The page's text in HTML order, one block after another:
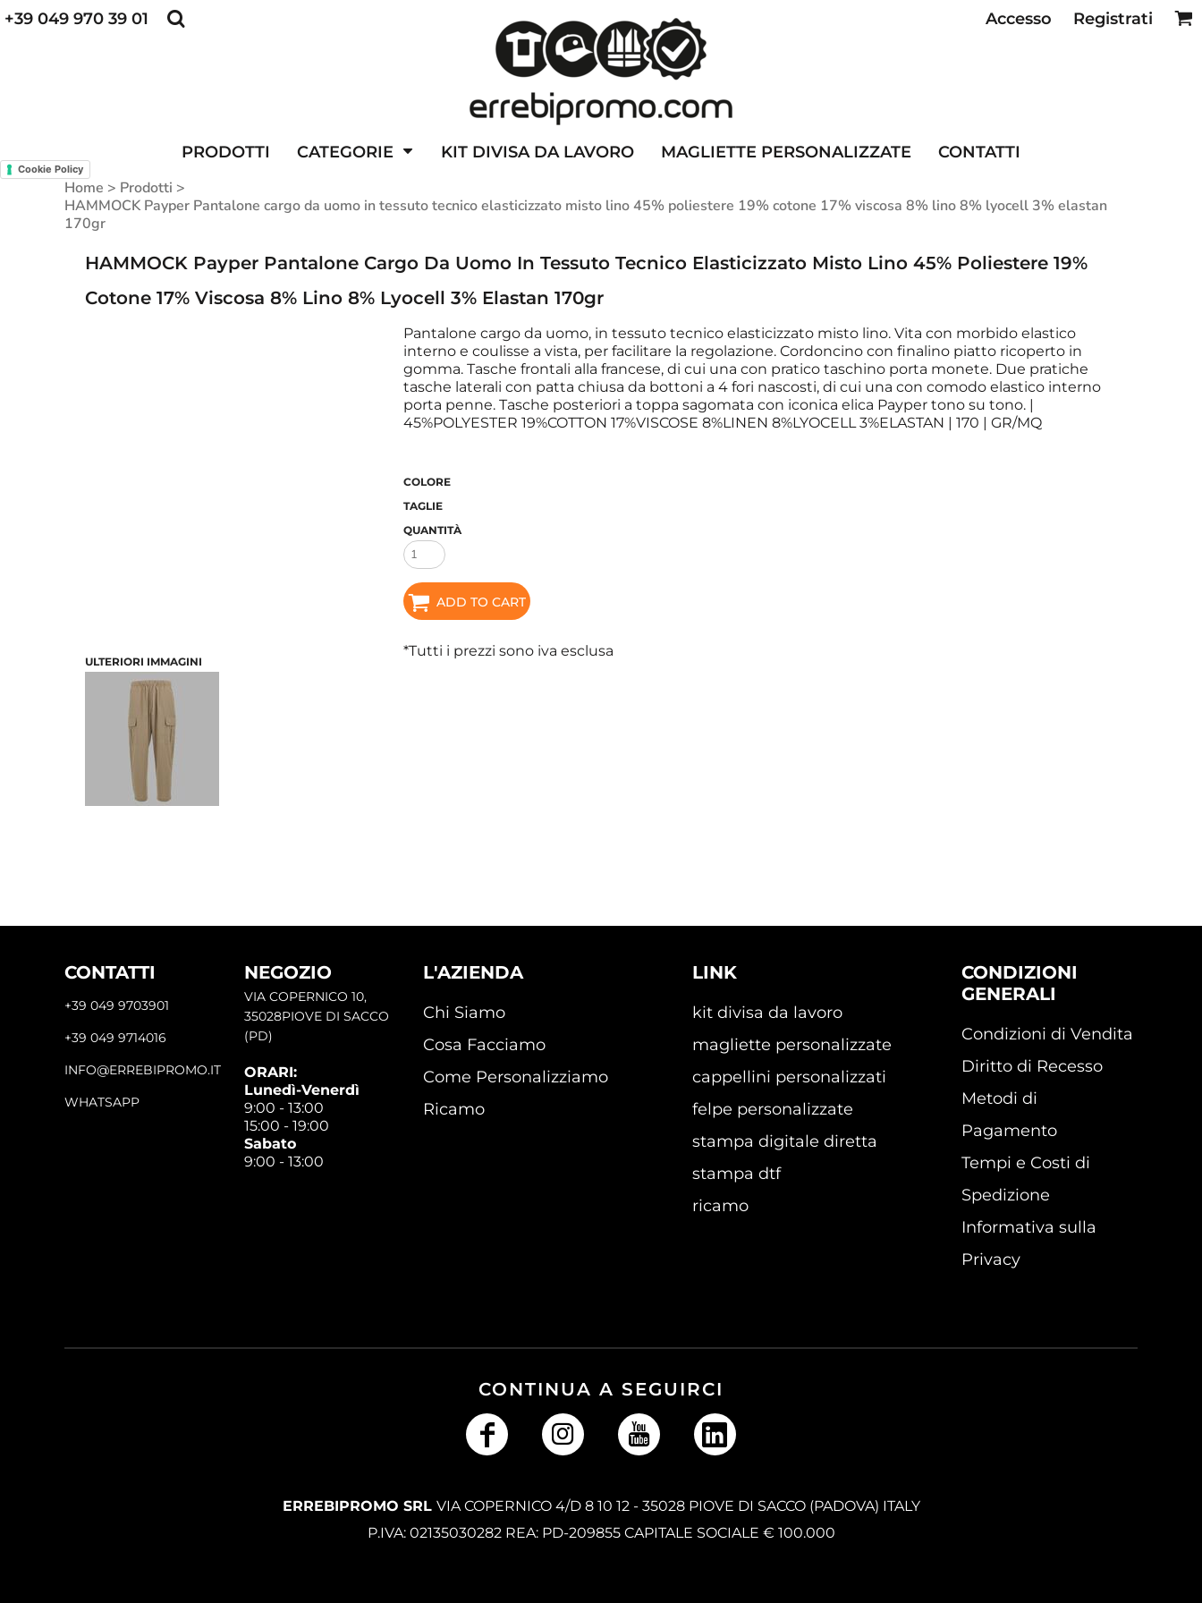
+39 049 970 39 01 Accesso Registrati
PRODOTTI CATEGORIE KIT DIVISA DA LAVORO MAGLIETTE PERSONALIZZATE CONTATTI
Cookie Policy
Home > Prodotti >
HAMMOCK Payper Pantalone cargo da uomo in tessuto tecnico elasticizzato misto lino 45% poliestere 19% cotone 17% viscosa 8% lino 8% lyocell 3% elastan
170gr
HAMMOCK Payper Pantalone Cargo Da Uomo In Tessuto Tecnico Elasticizzato Misto Lino 45% Poliestere 19%
Cotone 17% Viscosa 8% Lino 8% Lyocell 3% Elastan 170gr
ULTERIORI IMMAGINI
Pantalone cargo da uomo, in tessuto tecnico elasticizzato misto lino. Vita con morbido elastico
interno e coulisse a vista, per facilitare la regolazione. Cordoncino con finalino piatto ricoperto in
gomma. Tasche frontali alla francese, di cui una con pratico taschino porta monete. Due pratiche
tasche laterali con patta chiusa da bottoni a 4 fori nascosti, di cui una con comodo elastico interno
porta penne. Tasche posteriori a toppa sagomata con iconica elica Payper tono su tono. |
45%POLYESTER 19%COTTON 17%VISCOSE 8%LINEN 8%LYOCELL 3%ELASTAN | 170 | GR/MQ
COLORE
TAGLIE
QUANTITÀ
ADD TO CART
*Tutti i prezzi sono iva esclusa
CONTATTI
+39 049 9703901
+39 049 9714016
INFO@ERREBIPROMO.IT
WHATSAPP
NEGOZIO
VIA COPERNICO 10,
35028PIOVE DI SACCO
(PD)
ORARI:
Lunedì-Venerdì
9:00 - 13:00
15:00 - 19:00
Sabato
9:00 - 13:00
L'AZIENDA
Chi Siamo
Cosa Facciamo
Come Personalizziamo
Ricamo
LINK
kit divisa da lavoro
magliette personalizzate
cappellini personalizzati
felpe personalizzate
stampa digitale diretta
stampa dtf
ricamo
CONDIZIONI
GENERALI
Condizioni di Vendita
Diritto di Recesso
Metodi di
Pagamento
Tempi e Costi di
Spedizione
Informativa sulla
Privacy
CONTINUA A SEGUIRCI
ERREBIPROMO SRL VIA COPERNICO 4/D 8 10 12 - 35028 PIOVE DI SACCO (PADOVA) ITALY
P.IVA: 02135030282 REA: PD-209855 CAPITALE SOCIALE € 100.000
PRODOTTI
MAGLIETTE PERSONALIZZATE
CONTATTI
REGISTRATI
CARRELLO: 0 ARTICOLO
POLO PERSONALIZZATE
DIVISE RISTORAZIONE
POLO PERSONALIZZATE CAPPELLINI PERSONALIZZATI ALTA VISIBILITA'